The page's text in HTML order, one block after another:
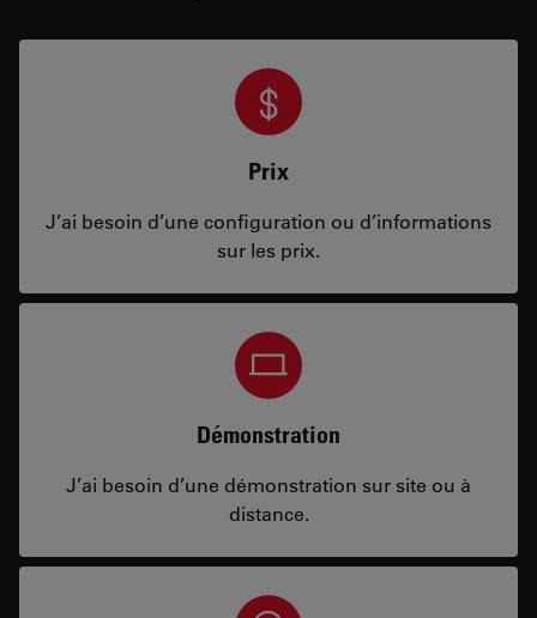
Prix
J’ai besoin d’une configuration ou d’informations
sur les prix.
Démonstration
J’ai besoin d’une démonstration sur site ou à
distance.